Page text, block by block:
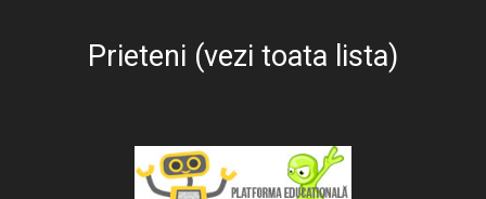
Prieteni (vezi toata lista)